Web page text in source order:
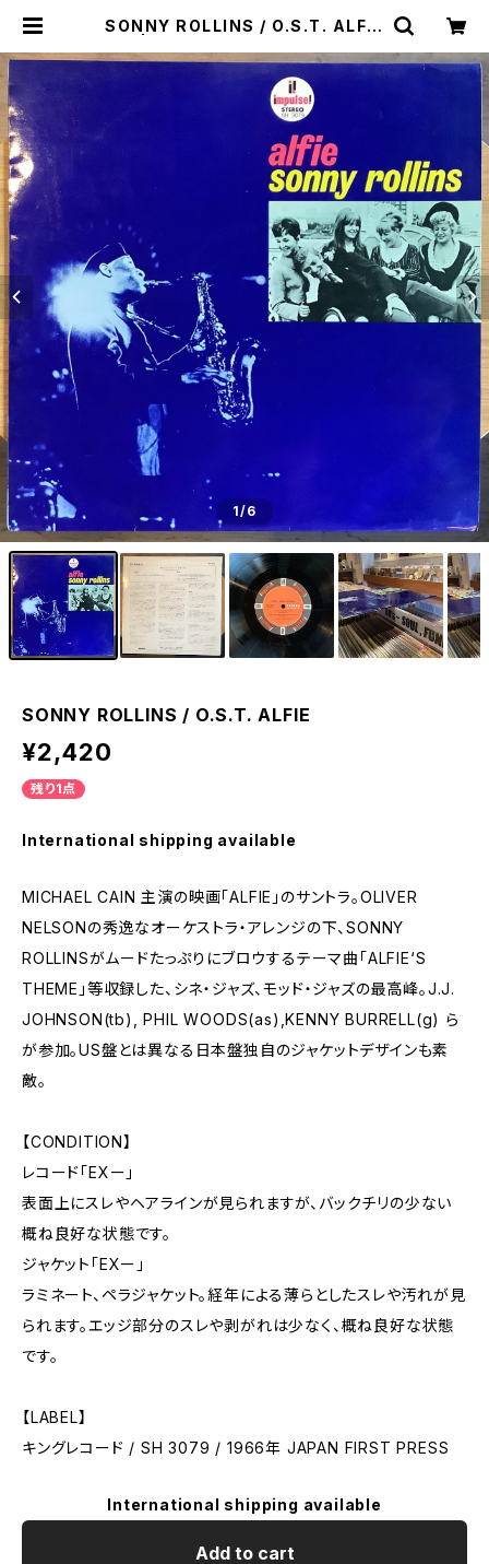
SONNY ROLLINS / O.S.T. ALFIE
1/6
SONNY ROLLINS / O.S.T. ALFIE
¥2,420
残り1点
International shipping available
MICHAEL CAIN 主演の映画「ALFIE」のサントラ。OLIVER
NELSONの秀逸なオーケストラ・アレンジの下、SONNY
ROLLINSがムードたっぷりにブロウするテーマ曲「ALFIE‘S
THEME」等収録した、シネ・ジャズ、モッド・ジャズの最高峰。J.J.
JOHNSON(tb), PHIL WOODS(as),KENNY BURRELL(g) ら
が参加。US盤とは異なる日本盤独自のジャケットデザインも素
敵。
【CONDITION】
レコード「EXー」
表面上にスレやヘアラインが見られますが、バックチリの少ない
概ね良好な状態です。
ジャケット「EXー」
ラミネート、ペラジャケット。経年による薄らとしたスレや汚れが見
られます。エッジ部分のスレや剥がれは少なく、概ね良好な状態
です。
【LABEL】
キングレコード / SH 3079 / 1966年 JAPAN FIRST PRESS
International shipping available
Add to cart